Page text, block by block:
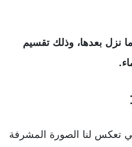
نزل بعدها، وذلك تقسيم
تعكس لنا الصورة المشرفة